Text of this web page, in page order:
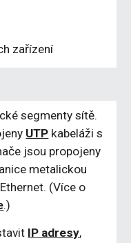
zařízení
segmenty sítě.
UTP kabeláži s
metalickou
(Více o
.)
IP adresy,